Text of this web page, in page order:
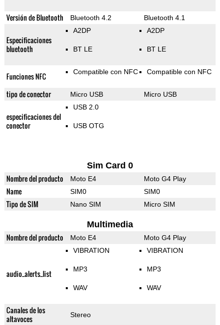
Versión de Bluetooth Bluetooth 4.2 Bluetooth 4.1
Especificaciones
bluetooth
A2DP
BT LE
A2DP
BT LE
Funciones NFC Compatible con NFC Compatible con NFC
tipo de conector Micro USB Micro USB
especificaciones del
conector
USB 2.0
USB OTG
Sim Card 0
Nombre del producto Moto E4 Moto G4 Play
Name SIM0 SIM0
Tipo de SIM Nano SIM Micro SIM
Multimedia
Nombre del producto Moto E4 Moto G4 Play
audio_alerts_list
VIBRATION
MP3
WAV
VIBRATION
MP3
WAV
Canales de los
altavoces
Stereo